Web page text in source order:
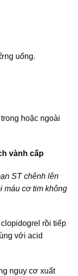
uống.
hoặc ngoài
vành cấp
ST chênh lên
máu cơ tim không
rồi tiếp
với acid
nguy cơ xuất